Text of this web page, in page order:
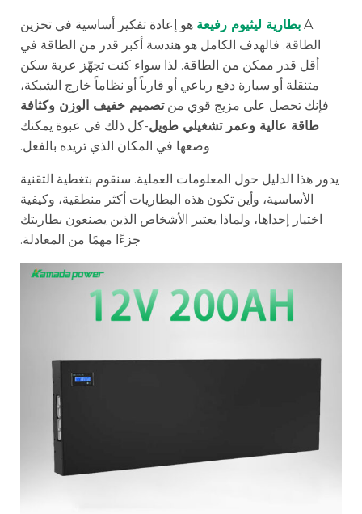
A بطارية ليثيوم رفيعة هو إعادة تفكير أساسية في تخزين
الطاقة. فالهدف الكامل هو هندسة أكبر قدر من الطاقة في
أقل قدر ممكن من الطاقة. لذا سواء كنت تجهّز عربة سكن
متنقلة أو سيارة دفع رباعي أو قارباً أو نظاماً خارج الشبكة،
فإنك تحصل على مزيج قوي منتصميم خفيف الوزن وكثافة
طاقة عالية وعمر تشغيلي طويل-كل ذلك في عبوة يمكنك
وضعها في المكان الذي تريده بالفعل.
يدور هذا الدليل حول المعلومات العملية. سنقوم بتغطية التقنية
الأساسية، وأين تكون هذه البطاريات أكثر منطقية، وكيفية
اختيار إحداها، ولماذا يعتبر الأشخاص الذين يصنعون بطاريتك
جزءًا مهمًا من المعادلة.